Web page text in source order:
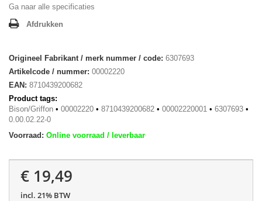
Ga naar alle specificaties
Afdrukken
Origineel Fabrikant / merk nummer / code: 6307693
Artikelcode / nummer: 00002220
EAN: 8710439200682
Product tags:
Bison/Griffon • 00002220 • 8710439200682 • 00002220001 • 6307693 •
0.00.02.22-0
Voorraad: Online voorraad / leverbaar
€ 19,49
incl. 21% BTW